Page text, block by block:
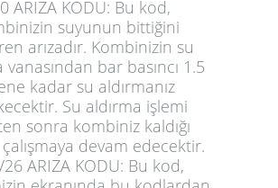
ARIZA KODU: Bu kod,
suyunun bittiğini
arızadır. Kombinizin su
vanasından bar basıncı 1.5
kadar su aldırmanız
Su aldırma işlemi
sonra kombiniz kaldığı
devam edecektir.
26 ARIZA KODU: Bu kod,